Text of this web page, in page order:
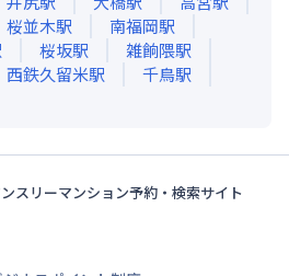
桜並木駅 南福岡駅
桜坂駅 雑餉隈駅
西鉄久留米駅 千鳥駅
スリーマンション予約・検索サイト